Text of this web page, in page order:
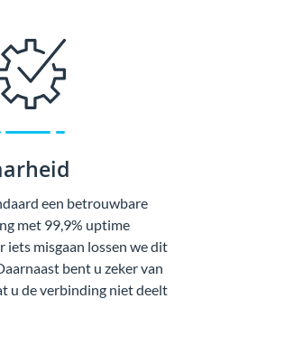
een betrouwbare
met 99,9% uptime
iets misgaan lossen we dit
bent u zeker van
u de verbinding niet deelt